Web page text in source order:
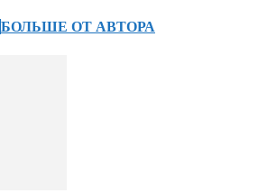
БОЛЬШЕ ОТ АВТОРА